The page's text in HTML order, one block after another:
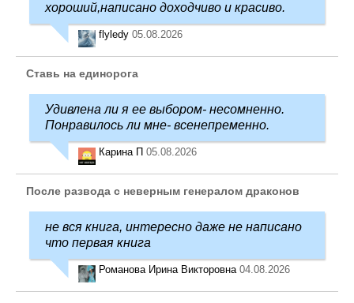
хороший,написано доходчиво и красиво.
flyledy 05.08.2026
Ставь на единорога
Удивлена ли я ее выбором- несомненно.
Понравилось ли мне- всенепременно.
Карина П 05.08.2026
После развода с неверным генералом драконов
не вся книга, интересно даже не написано
что первая книга
Романова Ирина Викторовна 04.08.2026